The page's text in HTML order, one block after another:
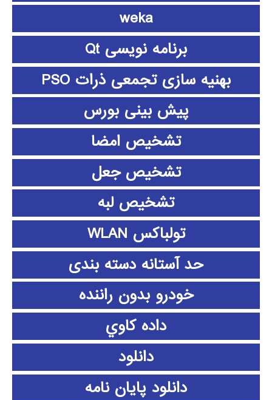
weka
برنامه نویسی Qt
بهنیه سازی تجمعی ذرات PSO
پیش بینی بورس
تشخیص امضا
تشخیص جعل
تشخیص لبه
تولباکس WLAN
حد آستانه دسته بندی
خودرو بدون راننده
داده كاوي
دانلود
دانلود پايان نامه